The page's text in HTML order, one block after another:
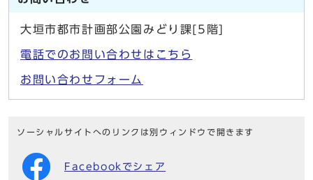
大垣市都市計画部公園みどり課[5階]
電話でのお問い合わせはこちら
お問い合わせフォーム
ソーシャルサイトへのリンクは別ウィンドウで開きます
Facebookでシェア